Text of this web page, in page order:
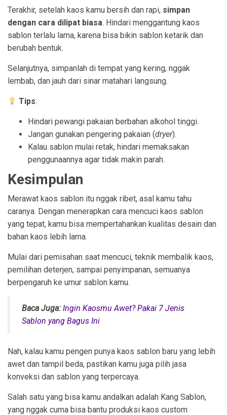
Terakhir, setelah kaos kamu bersih dan rapi, simpan
dengan cara dilipat biasa. Hindari menggantung kaos
sablon terlalu lama, karena bisa bikin sablon ketarik dan
berubah bentuk.
Selanjutnya, simpanlah di tempat yang kering, nggak
lembab, dan jauh dari sinar matahari langsung.
Tips:
Hindari pewangi pakaian berbahan alkohol tinggi.
Jangan gunakan pengering pakaian (dryer).
Kalau sablon mulai retak, hindari memaksakan
penggunaannya agar tidak makin parah.
Kesimpulan
Merawat kaos sablon itu nggak ribet, asal kamu tahu
caranya. Dengan menerapkan cara mencuci kaos sablon
yang tepat, kamu bisa mempertahankan kualitas desain dan
bahan kaos lebih lama.
Mulai dari pemisahan saat mencuci, teknik membalik kaos,
pemilihan deterjen, sampai penyimpanan, semuanya
berpengaruh ke umur sablon kamu.
Baca Juga: Ingin Kaosmu Awet? Pakai 7 Jenis
Sablon yang Bagus Ini
Nah, kalau kamu pengen punya kaos sablon baru yang lebih
awet dan tampil beda, pastikan kamu juga pilih jasa
konveksi dan sablon yang terpercaya.
Salah satu yang bisa kamu andalkan adalah Kang Sablon,
yang nggak cuma bisa bantu produksi kaos custom